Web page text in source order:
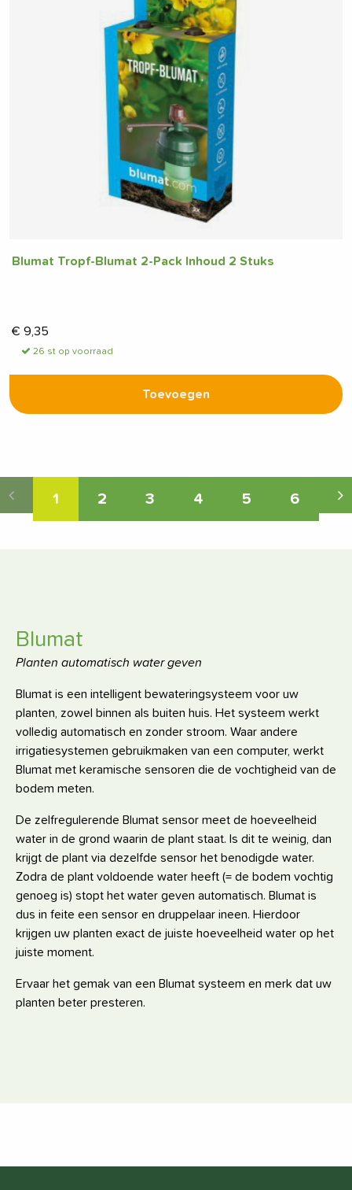
Blumat Tropf-Blumat 2-Pack Inhoud 2 Stuks
€ 9,35
26 st op voorraad
Toevoegen
1 2 3 4 5 6
Blumat
Planten automatisch water geven
Blumat is een intelligent bewateringsysteem voor uw
planten, zowel binnen als buiten huis. Het systeem werkt
volledig automatisch en zonder stroom. Waar andere
irrigatiesystemen gebruikmaken van een computer, werkt
Blumat met keramische sensoren die de vochtigheid van de
bodem meten.
De zelfregulerende Blumat sensor meet de hoeveelheid
water in de grond waarin de plant staat. Is dit te weinig, dan
krijgt de plant via dezelfde sensor het benodigde water.
Zodra de plant voldoende water heeft (= de bodem vochtig
genoeg is) stopt het water geven automatisch. Blumat is
dus in feite een sensor en druppelaar ineen. Hierdoor
krijgen uw planten exact de juiste hoeveelheid water op het
juiste moment.
Ervaar het gemak van een Blumat systeem en merk dat uw
planten beter presteren.